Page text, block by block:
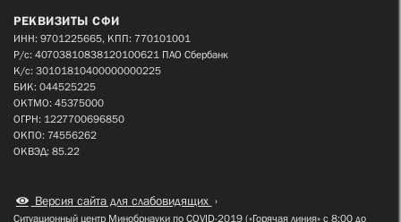
РЕКВИЗИТЫ СФИ
ИНН: 9701225665, КПП: 770101001
Р/с: 40703810838120100621 ПАО Сбербанк
К/с: 30101810400000000225
БИК: 044525225
ОКТМО: 45375000
ОГРН: 1227700696850
ОКПО: 74556262
ОКВЭД: 85.22
Версия сайта для слабовидящих
Ситуационный центр Минобрнауки по COVID-2019 («Горячая линия» с 8:00 до